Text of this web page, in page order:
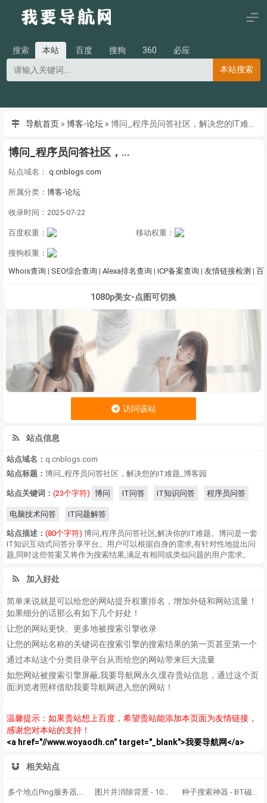
搜索 本站 百度 搜狗 360
必应
本站搜索
导航首页 » 博客-论坛 »
博问_程序员问答社区，解决您的IT难题_博客园
站点域名： q.cnblogs.com
所属分类： 博客-论坛
收录时间：2025-07-22
百度权重： 移动权重：
搜狗权重：
Whois查询 | SEO综合查询 | Alexa排名查询 | ICP备案查询 | 友情链接检测 | 百
1080p美女-点图可切换
访问该站
站点信息
站点域名： q.cnblogs.com
站点标题： 博问_程序员问答社区，解决您的IT难题_博客园
站点关键词： (23个字符) 博问 IT问答 IT知识问答 程序员问答
电脑技术问答 IT问题解答
站点描述： (80个字符) 博问,程序员问答社区,解决你的IT难题。博问是一套
IT知识互动式问答分享平台。用户可以根据自身的需求,有针对性地提出问
题,同时这些答案又将作为搜索结果,满足有相同或类似问题的用户需求。
加入好处
简单来说就是可以给您的网站提升权重排名，增加外链和网站流量！
如果细分的话那么有如下几个好处！
让您的网站更快、更多地被搜索引擎收录
让您的网站名称的关键词在搜索引擎的搜索结果的第一页甚至第一个
通过本站这个分类目录平台从而给您的网站带来巨大流量
如您网站被搜索引擎屏蔽,我要导航网永久缓存贵站信息，通过这个页
面浏览者照样借助我要导航网进入您的网站！
温馨提示：如果贵站想上百度，希望贵站能添加本页面为友情链接，
感谢您对本站的支持！
<a href="//www.woyaodh.cn" target="_blank">我要导航网</a>
相关站点
图片并消除背景 - 100% 全自动 - 仅用 5 秒钟 - 无需点击 - 而且免费 种子搜索神器 - BT磁力链 - 磁力链搜索大全-BT兔子-最快的网盘搜索引擎